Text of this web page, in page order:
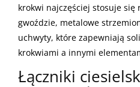
krokwi najczęściej stosuje się
gwoździe, metalowe
uchwyty, które zapewniają
krokwiami a innymi
Łączniki